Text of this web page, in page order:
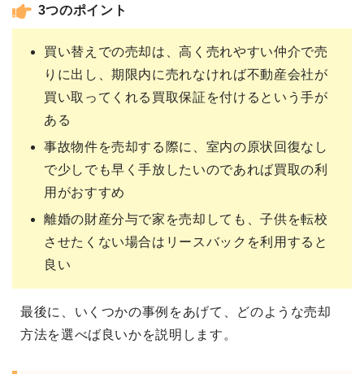
3つのポイント
買い替えでの売却は、高く売れやすい仲介で売
りに出し、期限内に売れなければ不動産会社が
買い取ってくれる買取保証を付けるという手が
ある
事故物件を売却する際に、室内の原状回復なし
で少しでも早く手放したいのであれば買取の利
用がおすすめ
離婚の財産分与で家を売却しても、子供を転校
させたくない場合はリースバックを利用すると
良い
最後に、いくつかの事例をあげて、どのような売却
方法を選べば良いかを説明します。